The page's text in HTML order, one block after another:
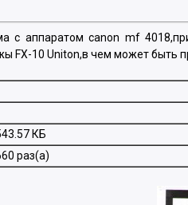
с аппаратом canon mf
FX-10 Uniton,в чем может быть
КБ
раз(а)